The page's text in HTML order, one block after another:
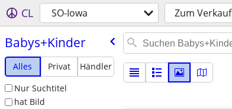
CL SO-Iowa Zum Verkauf
Babys+Kinder
Alles Privat
Händler
Nur Suchtitel
hat Bild